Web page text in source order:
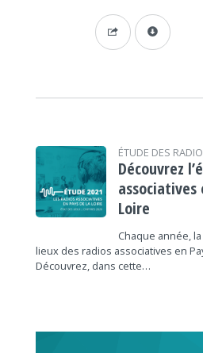
ÉTUDE DES
Découvrez
associatives
Loire
Chaque année,
lieux des radios associatives en
Découvrez, dans cette…